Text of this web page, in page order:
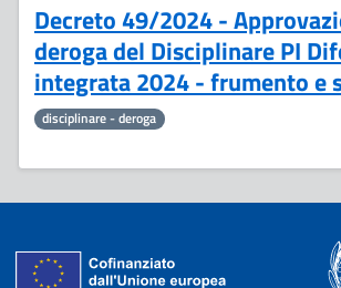
Decreto 49/2024 -
deroga del Disciplinare PI
integrata 2024 - frumento e
disciplinare - deroga